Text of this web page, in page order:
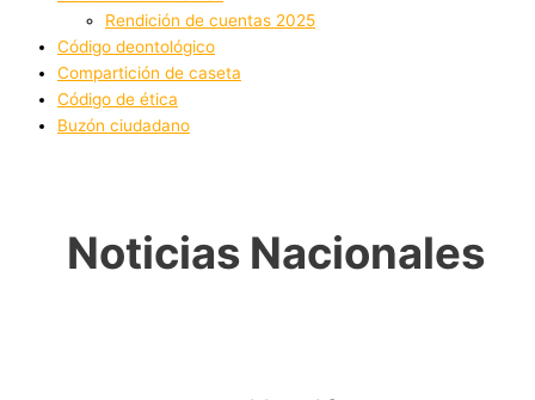
Rendición de cuentas 2025
Código deontológico
Compartición de caseta
Código de ética
Buzón ciudadano
Noticias Nacionales